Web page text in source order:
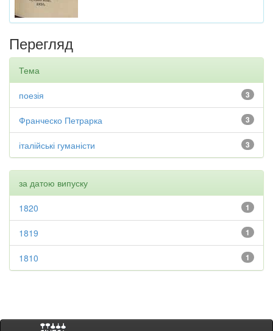
Перегляд
Тема
3
поезія
3
Франческо Петрарка
3
італійські гуманісти
за датою випуску
1
1820
1
1819
1
1810